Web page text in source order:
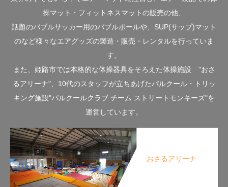
操マット・フィットネスマットの販売の他、
話題のバブルサッカー用のバブルボールや、SUP(サップ)マット
のなど様々なエアグッズの製造・販売・レンタルを行っていま
す。
また、姫路市では本格的な体操器具をそろえた体操施設 "おさ
るアリーナ"、10代のスタッフが立ちあげたパルクール・トリッ
キング施設"パルクールクラブ チーム ストリートモンキーズ"を
運営しています。
おさるアリーナ